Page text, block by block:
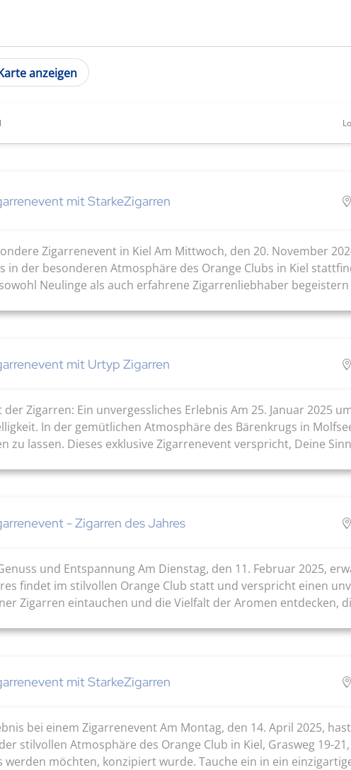
anzeigen
mit StarkeZigarren
Zigarrenevent in Kiel Am Mittwoch, den 20. November
in der besonderen Atmosphäre des Orange Clubs in Kiel
Neulinge als auch erfahrene Zigarrenliebhaber begeistern
mit Urtyp Zigarren
der Zigarren: Ein unvergessliches Erlebnis Am 25. Januar 2025
In der gemütlichen Atmosphäre des Bärenkrugs in
zu lassen. Dieses exklusive Zigarrenevent verspricht, Deine
- Zigarren des Jahres
und Entspannung Am Dienstag, den 11. Februar 2025,
findet im stilvollen Orange Club statt und verspricht einen
Zigarren eintauchen und die Vielfalt der Aromen entdecken,
mit StarkeZigarren
bei einem Zigarrenevent Am Montag, den 14. April 2025,
stilvollen Atmosphäre des Orange Club in Kiel, Grasweg 19-
werden möchten, konzipiert wurde. Tauche ein in ein